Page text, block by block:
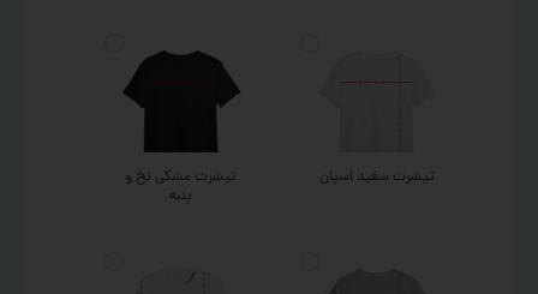
تیشرت سفید اسپان
تیشرت مشکی نخ و
پنبه